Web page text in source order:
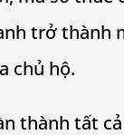
trở thành
chủ hộ.
thành tất